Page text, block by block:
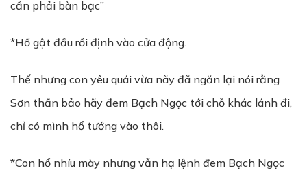
cần phải bàn bạc”
*Hổ gật đầu rồi định vào cửa động.
Thế nhưng con yêu quái vừa nãy đã ngăn lại nói rằng
Sơn thần bảo hãy đem Bạch Ngọc tới chỗ khác lánh đi,
chỉ có mình hổ tướng vào thôi.
*Con hổ nhíu mày nhưng vẫn hạ lệnh đem Bạch Ngọc